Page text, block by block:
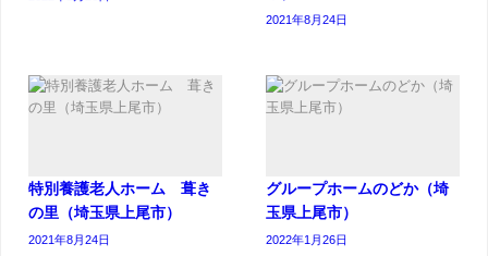
2021年8月24日
特別養護老人ホーム 葺き
の里（埼玉県上尾市）
2021年8月24日
グループホームのどか（埼
玉県上尾市）
2022年1月26日